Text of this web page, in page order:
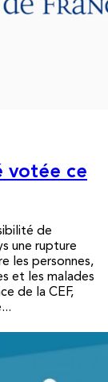
votée ce
de
une rupture
les personnes,
et les malades
de la CEF,